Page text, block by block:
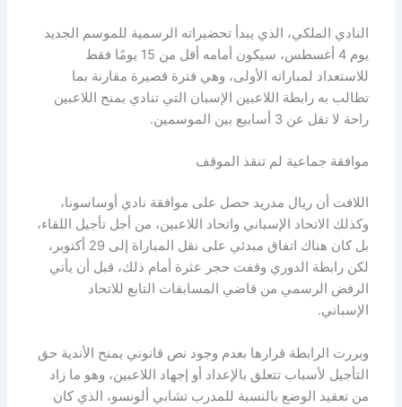
النادي الملكي، الذي يبدأ تحضيراته الرسمية للموسم الجديد
يوم 4 أغسطس، سيكون أمامه أقل من 15 يومًا فقط
للاستعداد لمباراته الأولى، وهي فترة قصيرة مقارنة بما
تطالب به رابطة اللاعبين الإسبان التي تنادي بمنح اللاعبين
راحة لا تقل عن 3 أسابيع بين الموسمين.
موافقة جماعية لم تنقذ الموقف
اللافت أن ريال مدريد حصل على موافقة نادي أوساسونا،
وكذلك الاتحاد الإسباني واتحاد اللاعبين، من أجل تأجيل اللقاء،
بل كان هناك اتفاق مبدئي على نقل المباراة إلى 29 أكتوبر،
لكن رابطة الدوري وقفت حجر عثرة أمام ذلك، قبل أن يأتي
الرفض الرسمي من قاضي المسابقات التابع للاتحاد
الإسباني.
وبررت الرابطة قرارها بعدم وجود نص قانوني يمنح الأندية حق
التأجيل لأسباب تتعلق بالإعداد أو إجهاد اللاعبين، وهو ما زاد
من تعقيد الوضع بالنسبة للمدرب تشابي ألونسو، الذي كان